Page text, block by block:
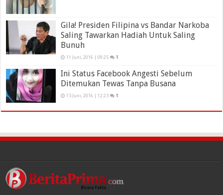
Gila! Presiden Filipina vs Bandar Narkoba
Saling Tawarkan Hadiah Untuk Saling
Bunuh
11 Juni, 2016 | 09:25 1
Ini Status Facebook Angesti Sebelum
Ditemukan Tewas Tanpa Busana
13 Juni, 2016 | 12:23 1